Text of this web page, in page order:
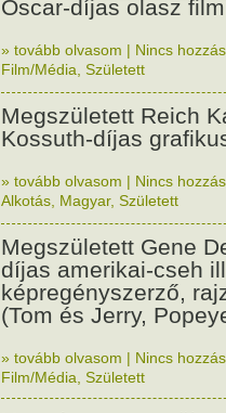
Oscar-díjas olasz
» tovább olvasom | Nincs
Film/Média Született
Megszületett Reich
Kossuth-díjas
» tovább olvasom | Nincs
Alkotás Magyar, Született
Megszületett Gene
díjas amerikai-cseh
képregényszerző,
(Tom és Jerry,
» tovább olvasom | Nincs
Film/Média Született